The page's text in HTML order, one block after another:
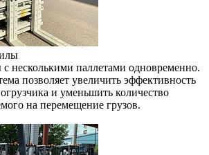
несколькими паллетами одновременно.
позволяет увеличить эффективность
и уменьшить количество
на перемещение грузов.